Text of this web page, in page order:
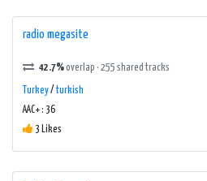
radio megasite
42.7%overlap · 255 shared tracks
Turkey/ turkish
AAC+ : 36
3 Likes